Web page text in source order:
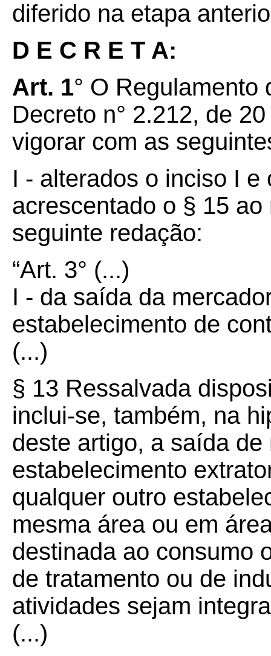
diferido na etapa
D E C R E T A:
Art. 1° O Regulamento
Decreto n° 2.212, de
vigorar com as
I - alterados o inciso I e
acrescentado o § 15
seguinte redação:
“Art. 3° (...)
I - da saída da
estabelecimento de
(...)
§ 13 Ressalvada
inclui-se, também, na
deste artigo, a saída de
estabelecimento
qualquer outro
mesma área ou em
destinada ao consumo
de tratamento ou de
atividades sejam
(...)